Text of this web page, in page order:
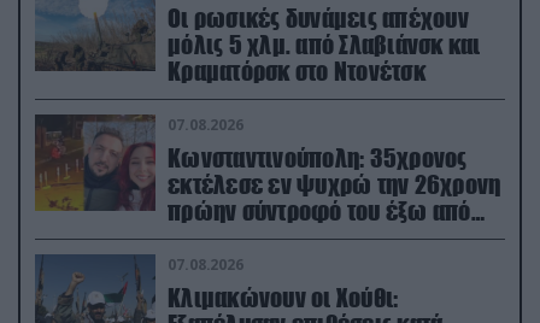
Οι ρωσικές δυνάμεις απέχουν
μόλις 5 χλμ. από Σλαβιάνσκ και
Κραματόρσκ στο Ντονέτσκ
07.08.2026
Κωνσταντινούπολη: 35χρονος
εκτέλεσε εν ψυχρώ την 26χρονη
πρώην σύντροφό του έξω από
φαρμακείο (βίντεο)
07.08.2026
Κλιμακώνουν οι Χούθι: